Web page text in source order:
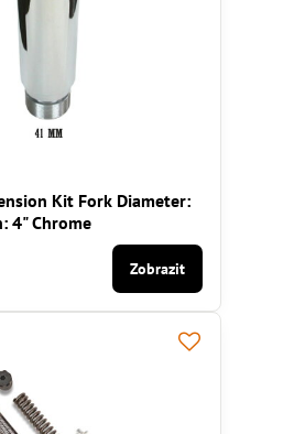
Kit Fork Diameter:
4" Chrome
Zobrazit